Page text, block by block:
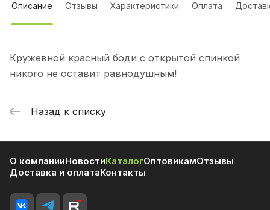
Описание Отзывы Характеристики Оплата
Кружевной красный боди с открытой спинкой
никого не оставит равнодушным!
Назад к списку
О компанииНовостиКаталогОптовикамОтзывы
Доставка и оплатаКонтакты